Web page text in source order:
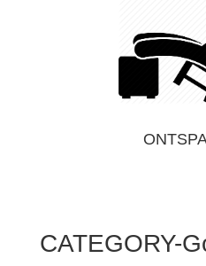
CATEGORY-